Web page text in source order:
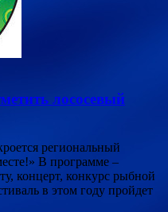
лососевый
региональный
В программе –
концерт, конкурс рыбной
в этом году пройдет